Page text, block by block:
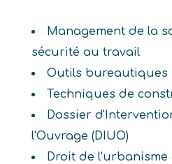
Management de la
sécurité au travail
Outils bureautiques
Techniques de
Dossier
l'Ouvrage (DIUO)
Droit de l'urbanisme